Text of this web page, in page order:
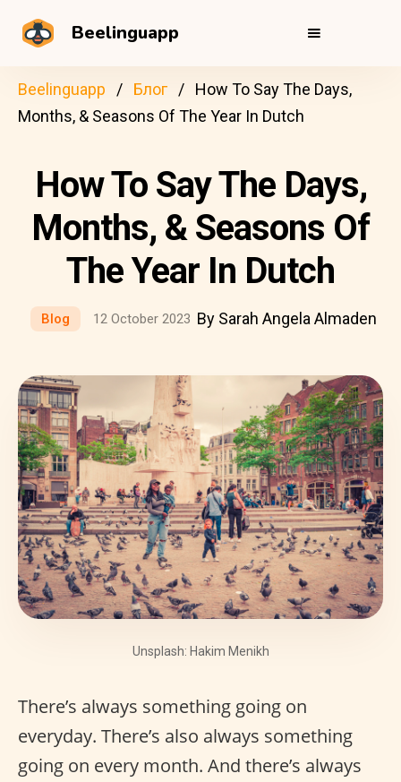
Beelinguapp
Beelinguapp Блог
How To Say The Days,
Months, & Seasons Of The Year In Dutch
How To Say The Days,
Months, & Seasons Of
The Year In Dutch
Blog 12 October 2023 By Sarah Angela Almaden
Unsplash: Hakim Menikh
There’s always something going on
everyday. There’s also always something
going on every month. And there’s always